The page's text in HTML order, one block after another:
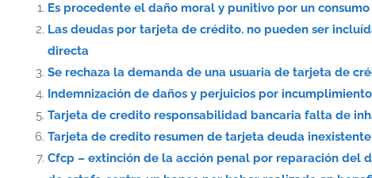
Es procedente el daño moral y punitivo por un
Las deudas por tarjeta de crédito. no pueden ser
directa
Se rechaza la demanda de una usuaria de tarjeta de
Indemnización de daños y perjuicios por
Tarjeta de credito responsabilidad bancaria falta de
Tarjeta de credito resumen de tarjeta deuda
Cfcp – extinción de la acción penal por reparación del